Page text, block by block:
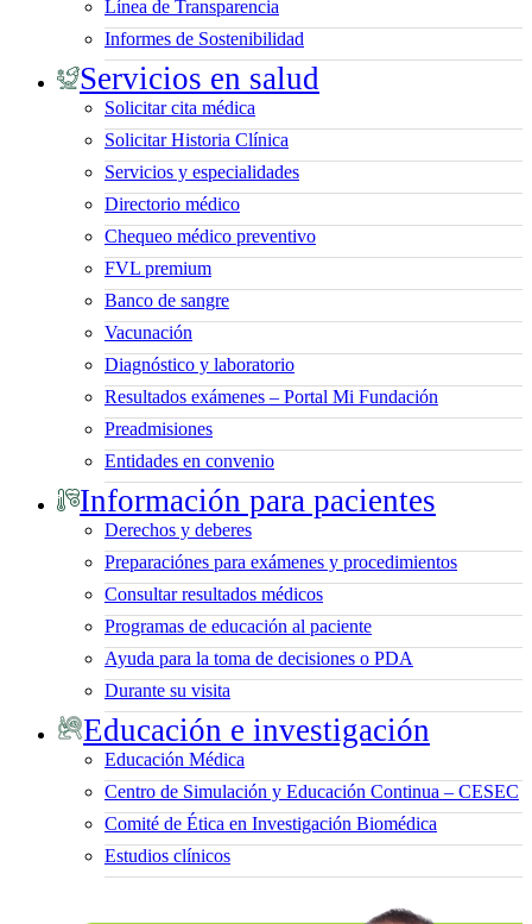
Línea de Transparencia
Informes de Sostenibilidad
Servicios en salud
Solicitar cita médica
Solicitar Historia Clínica
Servicios y especialidades
Directorio médico
Chequeo médico preventivo
FVL premium
Banco de sangre
Vacunación
Diagnóstico y laboratorio
Resultados exámenes – Portal Mi Fundación
Preadmisiones
Entidades en convenio
Información para pacientes
Derechos y deberes
Preparaciónes para exámenes y procedimientos
Consultar resultados médicos
Programas de educación al paciente
Ayuda para la toma de decisiones o PDA
Durante su visita
Educación e investigación
Educación Médica
Centro de Simulación y Educación Continua – CESEC
Comité de Ética en Investigación Biomédica
Estudios clínicos